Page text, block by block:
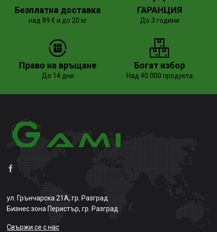
Безплатна доставка
над 89 € и до 20 кг
ГАРАНЦИЯ
До 3 години
Право на връщане
До 14 дни
Богат избор
Над 40 000 продукта
ул. Грънчарска 21А, гр. Разград
Бизнес зона Перистър, гр. Разград
Свържи се с нас